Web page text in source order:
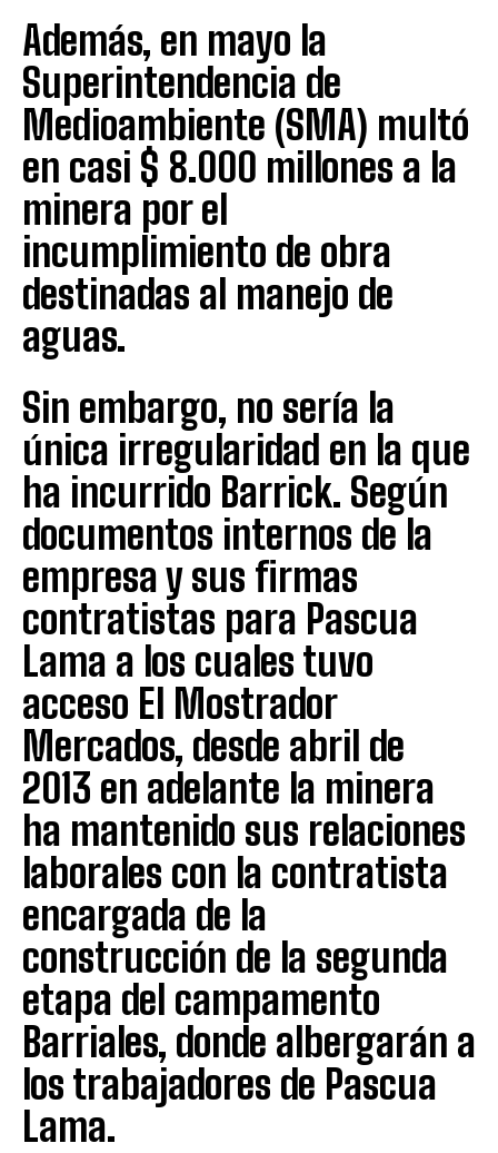
Además, en mayo la
Superintendencia de
Medioambiente (SMA) multó
en casi $ 8.000 millones a la
minera por el
incumplimiento de obra
destinadas al manejo de
aguas.
Sin embargo, no sería la
única irregularidad en la que
ha incurrido Barrick. Según
documentos internos de la
empresa y sus firmas
contratistas para Pascua
Lama a los cuales tuvo
acceso El Mostrador
Mercados, desde abril de
2013 en adelante la minera
ha mantenido sus relaciones
laborales con la contratista
encargada de la
construcción de la segunda
etapa del campamento
Barriales, donde albergarán a
los trabajadores de Pascua
Lama.